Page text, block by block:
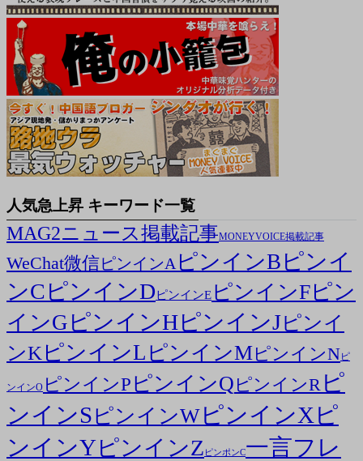
人気急上昇 キーワード一覧
MAG2ニュース掲載記事MONEYVOICE掲載記事
WeChat微信ピンインAピンインB ピンイ
ンC ピンインDピンインE ピンインFピン
インG ピンインHピンインJピンイ
ンK ピンインL ピンインMピンインNピ
ンインO ピンインP ピンインQ ピンインR ピ
ンインSピンインWピンインXピ
ンインYピンインZ ピンポンC一言フレ